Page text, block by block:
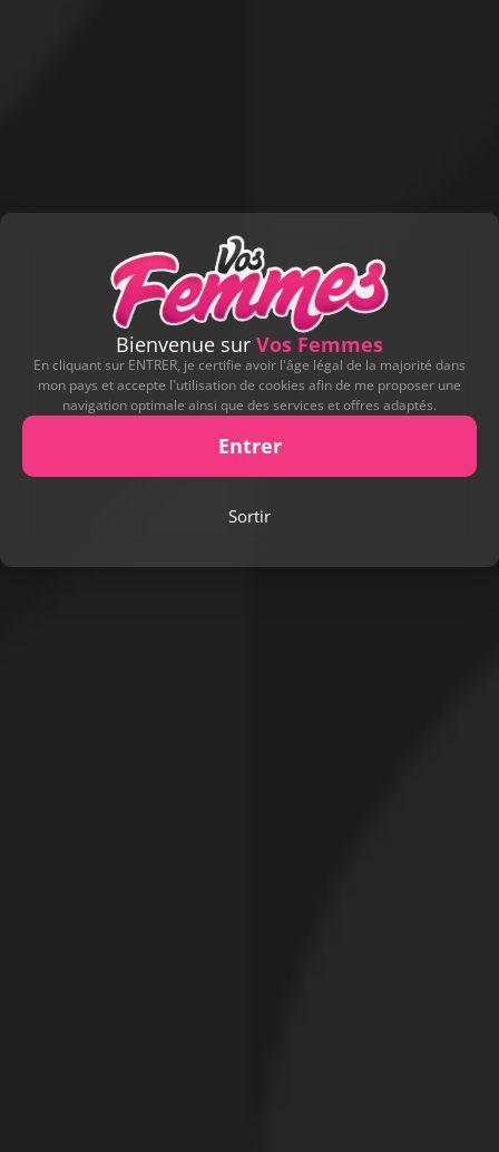
Bienvenue sur Vos Femmes
En cliquant sur ENTRER, je certifie avoir l'âge légal de la majorité dans
mon pays et accepte l'utilisation de cookies afin de me proposer une
navigation optimale ainsi que des services et offres adaptés.
Entrer
Sortir